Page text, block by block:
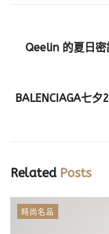
Qeelin 的夏日密
BALENCIAGA七
RelatedPosts
時尚名品